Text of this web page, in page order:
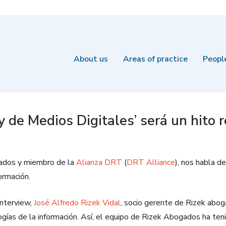
About us Areas of practice
de Medios Digitales’ será un
y miembro de la Alianza DRT (DRT Alliance), nos habla
José Alfredo Rizek Vidal, socio gerente de Rizek
de la información. Así, el equipo de Rizek Abogados ha